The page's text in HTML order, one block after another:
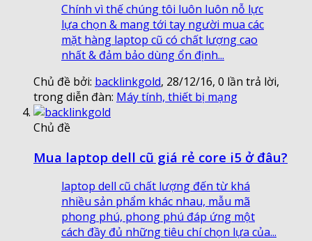
Chính vì thế chúng tôi luôn luôn nỗ lực
lựa chọn & mang tới tay người mua các
mặt hàng laptop cũ có chất lượng cao
nhất & đảm bảo dùng ổn định...
Chủ đề bởi: backlinkgold, 28/12/16, 0 lần trả lời,
trong diễn đàn: Máy tính, thiết bị mạng
Chủ đề
Mua laptop dell cũ giá rẻ core i5 ở đâu?
laptop dell cũ chất lượng đến từ khá
nhiều sản phẩm khác nhau, mẫu mã
phong phú, phong phú đáp ứng một
cách đầy đủ những tiêu chí chọn lựa của...